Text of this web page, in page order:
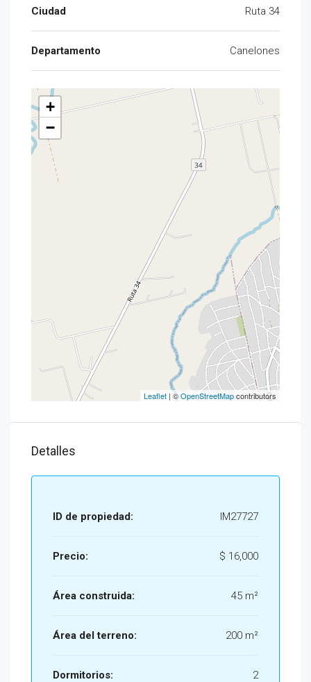
Ciudad Ruta 34
Departamento Canelones
+
−
Leaflet | ©OpenStreetMapcontributors
Detalles
ID de propiedad: IM27727
Precio: $ 16,000
Área construida: 45 m²
Área del terreno: 200 m²
Dormitorios: 2